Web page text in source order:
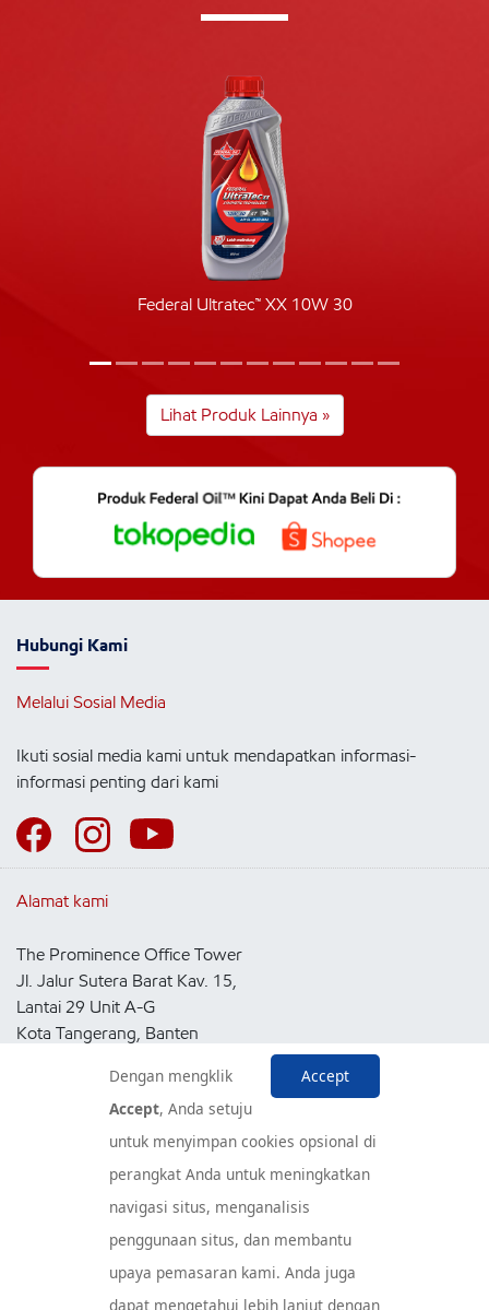
Federal Ultratec™ XX 10W 30
Lihat Produk Lainnya »
Hubungi Kami
Melalui Sosial Media
Ikuti sosial media kami untuk mendapatkan informasi-
informasi penting dari kami
Alamat kami
The Prominence Office Tower
Jl. Jalur Sutera Barat Kav. 15,
Lantai 29 Unit A-G
Kota Tangerang, Banten
Pusat Layanan Konsumen
Accept
Dengan mengklik
Accept, Anda setuju
untuk menyimpan cookies opsional di
perangkat Anda untuk meningkatkan
navigasi situs, menganalisis
penggunaan situs, dan membantu
upaya pemasaran kami. Anda juga
dapat mengetahui lebih lanjut dengan